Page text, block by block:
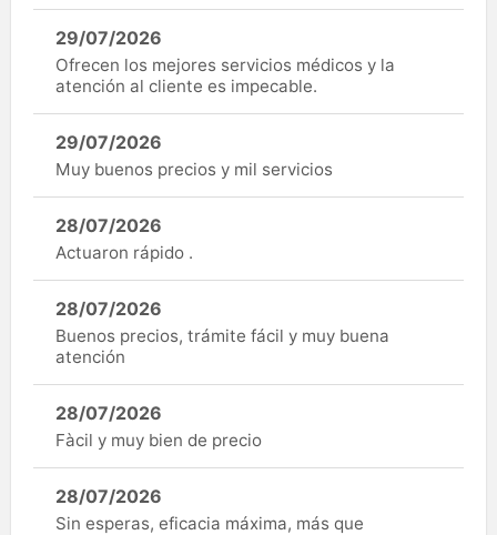
29/07/2026
Ofrecen los mejores servicios médicos y la
atención al cliente es impecable.
29/07/2026
Muy buenos precios y mil servicios
28/07/2026
Actuaron rápido .
28/07/2026
Buenos precios, trámite fácil y muy buena
atención
28/07/2026
Fàcil y muy bien de precio
28/07/2026
Sin esperas, eficacia máxima, más que